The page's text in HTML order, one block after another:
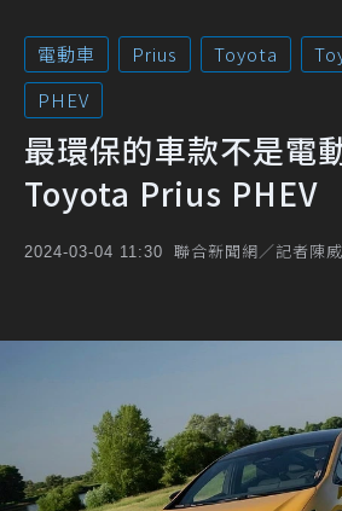
電動車 Prius Toyota
PHEV
最環保的車款不是電
Toyota Prius PHEV
2024-03-04 11:30 聯合新聞網／記者陳